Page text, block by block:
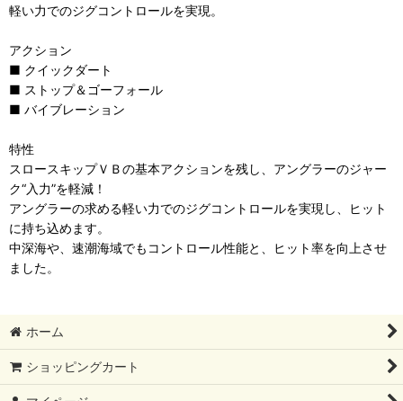
軽い力でのジグコントロールを実現。
アクション
■ クイックダート
■ ストップ＆ゴーフォール
■ バイブレーション
特性
スロースキップＶＢの基本アクションを残し、アングラーのジャー
ク“入力”を軽減！
アングラーの求める軽い力でのジグコントロールを実現し、ヒット
に持ち込めます。
中深海や、速潮海域でもコントロール性能と、ヒット率を向上させ
ました。
ホーム
ショッピングカート